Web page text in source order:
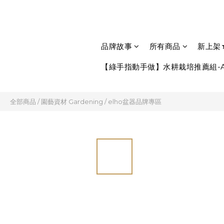
品牌故事 所有商品 新上
【綠手指動手做】水耕栽培推薦
全部商品 /園藝資材 Gardening /elho盆器品牌專區